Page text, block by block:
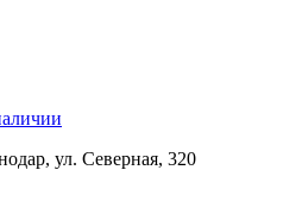
ул. Северная, 320